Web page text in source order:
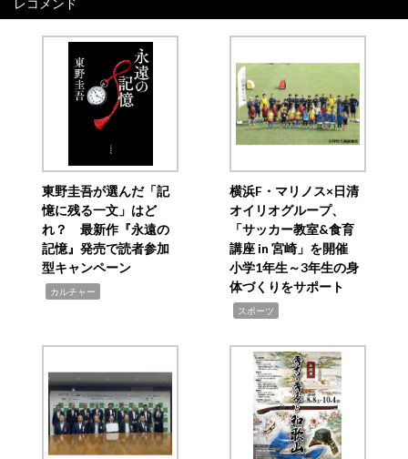
レコメンド
東野圭吾が選んだ「記
憶に残る一文」はど
れ？ 最新作『永遠の
記憶』発売で読者参加
型キャンペーン
カルチャー
横浜F・マリノス×日清
オイリオグループ、
「サッカー教室&食育
講座 in 宮崎」を開催
小学1年生～3年生の身
体づくりをサポート
スポーツ